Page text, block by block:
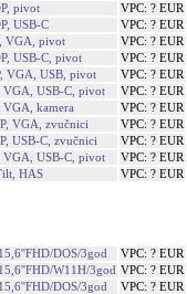
pivot
VPC: ? EUR
USB-C
VPC: ? EUR
VGA, pivot
VPC: ? EUR
USB-C, pivot
VPC: ? EUR
VGA, USB, pivot
VPC: ? EUR
USB-C, pivot
VPC: ? EUR
kamera
VPC: ? EUR
VGA, zvučnici
VPC: ? EUR
USB-C, zvučnici
VPC: ? EUR
USB-C, pivot
VPC: ? EUR
HAS
VPC: ? EUR
DOS/3god
VPC: ? EUR
W11H/3god VPC: ? EUR
DOS/3god
VPC: ? EUR